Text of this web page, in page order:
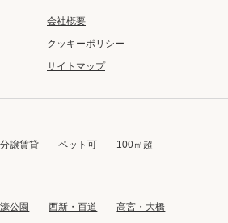
会社概要
クッキーポリシー
サイトマップ
分譲賃貸 ペット可 100㎡超
公園 西新・百道
高宮・大橋